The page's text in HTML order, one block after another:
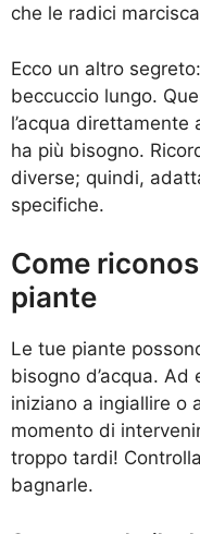
che le radici
Ecco un altro
beccuccio lungo.
l’acqua
ha più bisogno.
diverse; quindi,
specifiche.
Come
piante
Le tue piante
bisogno d’acqua.
iniziano a ingiallire o
momento di
troppo tardi!
bagnarle.